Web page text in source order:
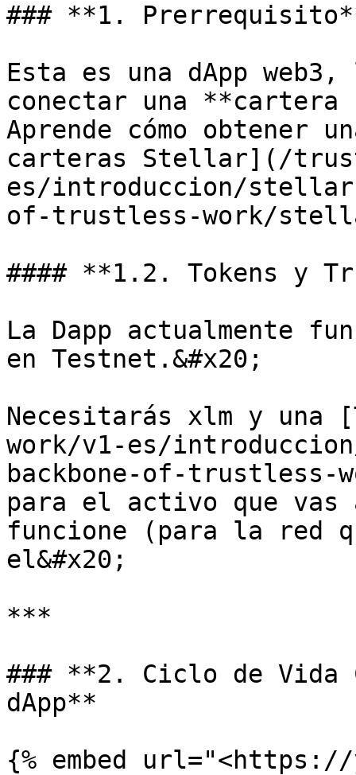
### **1.
Esta es una dApp
conectar una
Aprende cómo obtener
carteras Stellar](/
es/introduccion/stellar-
of-trustless-work/
#### **1.2. Tokens y
La Dapp actualmente
en Testnet.&#x20;
Necesitarás xlm y
work/v1-es/
backbone-of-trustless-
para el activo que vas
funcione (para la red
el&#x20;
***
### **2. Ciclo de Vida
dApp**
{% embed url="<https://